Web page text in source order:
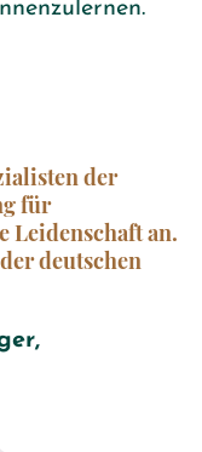
der
für
Leidenschaft an.
deutschen